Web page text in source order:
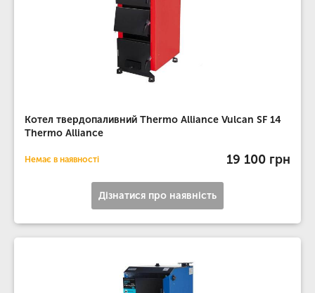
Котел твердопаливний Thermo Alliance Vulcan SF 14
Thermo Alliance
Немає в наявності 19 100 грн
Дізнатися про наявність